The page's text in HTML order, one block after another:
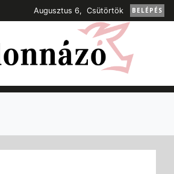
Augusztus 6, Csütörtök BELÉPÉS